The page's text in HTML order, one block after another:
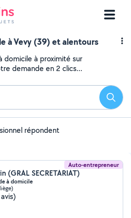
à Vevy (39) et alentours
domicile à proximité sur
demande en 2 clics...
répondent
Auto-entrepreneur
(GRAL SECRETARIAT)
à domicile